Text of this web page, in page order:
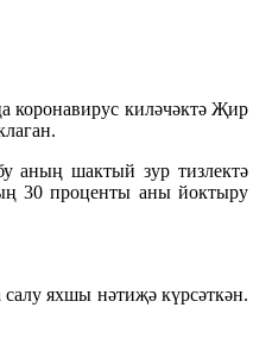
коронавирус киләчәктә Җир
аның шактый зур тизлектә
30 проценты аны йоктыру
яхшы нәтиҗә күрсәткән.